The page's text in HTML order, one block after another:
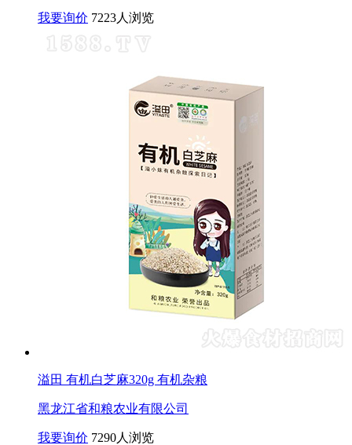
我要询价 7223人浏览
溢田 有机白芝麻320g 有机杂粮
黑龙江省和粮农业有限公司
我要询价 7290人浏览